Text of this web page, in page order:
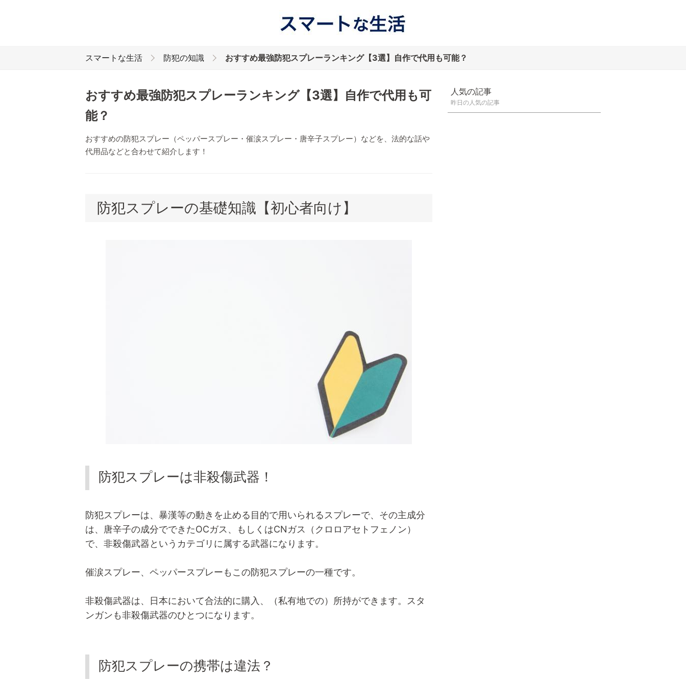
スマートな生活 防犯の知識 おすすめ最強防犯スプレーランキング【3選】自作で代用も可能？
おすすめ最強防犯スプレーランキング【3選】自作で代用も可
能？
おすすめの防犯スプレー（ペッパースプレー・催涙スプレー・唐辛子スプレー）などを、法的な話や
代用品などと合わせて紹介します！
防犯スプレーの基礎知識【初心者向け】
防犯スプレーは非殺傷武器！
防犯スプレーは、暴漢等の動きを止める目的で用いられるスプレーで、その主成分
は、唐辛子の成分でできたOCガス、もしくはCNガス（クロロアセトフェノン）
で、非殺傷武器というカテゴリに属する武器になります。
催涙スプレー、ペッパースプレーもこの防犯スプレーの一種です。
非殺傷武器は、日本において合法的に購入、（私有地での）所持ができます。スタ
ンガンも非殺傷武器のひとつになります。
防犯スプレーの携帯は違法？
人気の記事
昨日の人気の記事